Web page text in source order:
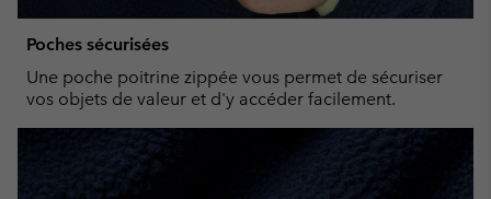
Poches sécurisées
Une poche poitrine zippée vous permet de sécuriser
vos objets de valeur et d'y accéder facilement.